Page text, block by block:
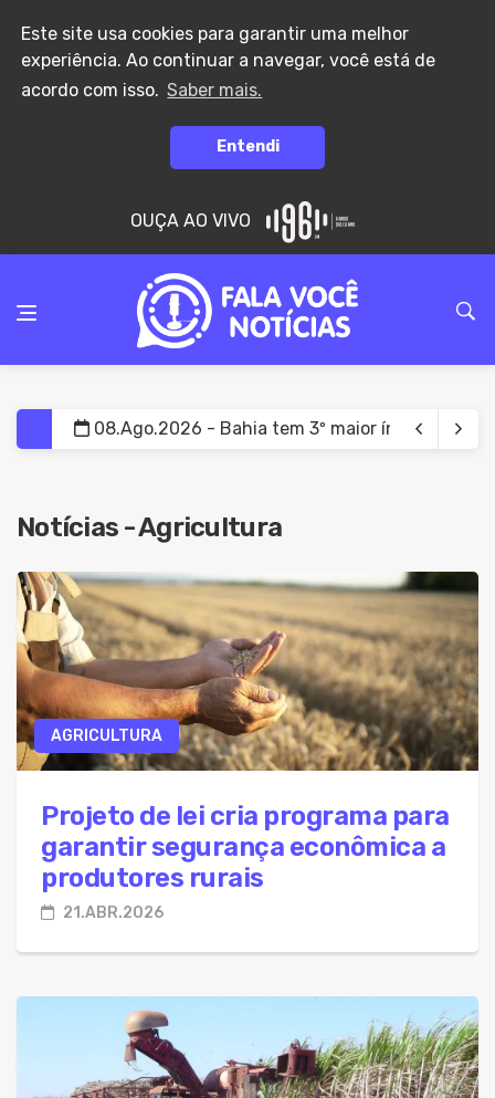
Este site usa cookies para garantir uma melhor
experiência. Ao continuar a navegar, você está de
acordo com isso. Saber mais.
Entendi
OUÇA AO VIVO
08.Ago.2026 - Etanol impulsiona consumo de
08.Ago.2026 - Associação Resgatando
08.Ago.2026 - Fies 2026: candidatos devem
08.Ago.2026 - Projeto propõe isenção de US$ 1
08.Ago.2026 - IA reduz vagas de entrada e
08.Ago.2026 - Projeto propõe novas regras
Notícias - Agricultura
AGRICULTURA
Projeto de lei cria programa para
garantir segurança econômica a
produtores rurais
21.ABR.2026